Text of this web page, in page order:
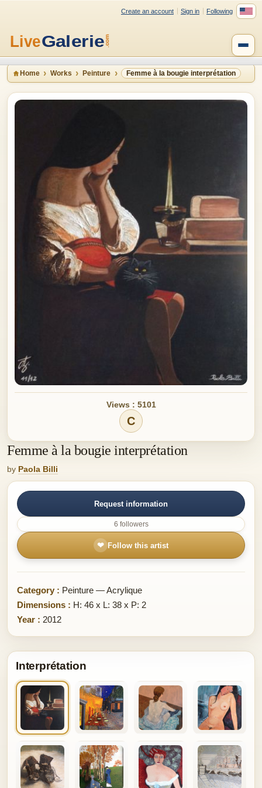
Create an account Sign in Following
Home Works Peinture Femme à la bougie interprétation
Views : 5101
C
Femme à la bougie interprétation
by Paola Billi
Request information
6 followers
❤ Follow this artist
Category : Peinture — Acrylique
Dimensions : H: 46 x L: 38 x P: 2
Year : 2012
Interprétation